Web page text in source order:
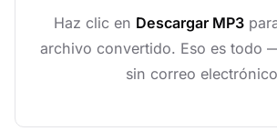
Haz clic en Descargar MP3
archivo convertido. Eso es todo
sin correo